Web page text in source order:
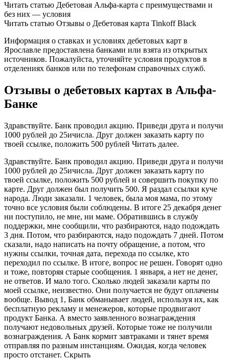
Читать статью Дебетовая Альфа-карта с преимуществами и
без них — условия
Читать статью Отзывы о Дебетовая карта Tinkoff Black
Информация о ставках и условиях дебетовых карт в
Ярославле предоставлена банками или взята из открытых
источников. Пожалуйста, уточняйте условия продуктов в
отделениях банков или по телефонам справочных служб.
Отзывы о дебетовых картах в Альфа-
Банке
Здравствуйте. Банк проводил акцию. Приведи друга и получи
1000 рублей до 25ичисла. Друг должен заказать карту по
твоей ссылке, положить 500 рублей Читать далее.
Здравствуйте. Банк проводил акцию. Приведи друга и получи
1000 рублей до 25ичисла. Друг должен заказать карту по
твоей ссылке, положить 500 рублей и совершить покупку по
карте. Друг должен был получить 500. Я раздал ссылки куче
народа. Люди заказали. 1 человек, была моя мама, по этому
точно все условия были соблюдены. В итоге 25 декабря денег
ни поступило, не мне, ни маме. Обратившись в службу
поддержки, мне сообщили, что разбираются, надо подождать
3 дня. Потом, что разбираются, надо подождать 7 дней. Потом
сказали, надо написать на почту обращение, а потом, что
нужны ссылки, точная дата, перехода по ссылке, кто
переходил по ссылке. В итоге, вопрос не решен. Говорят одно
и тоже, повторяя старые сообщения. 1 января, а нет не денег,
не ответов. И мало того. Сколько людей заказали карты по
моей ссылке, неизвестно. Они получается не будут оплачены
вообще. Вывод 1, Банк обманывает людей, используя их, как
бесплатную рекламу и менежеров, которые продвигают
продукт Банка. А вместо заявленного вознаграждения
получают недовольных друзей. Которые тоже не получили
вознаграждения. А Банк кормит завтраками и тянет время
отправляя по разным инстанциям. Ожидая, когда человек
просто отстанет. Скрыть